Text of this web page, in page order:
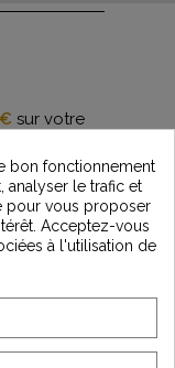
sur votre
nouveautés
avoir pris
bon fonctionnement
analyser le trafic et
pour vous proposer
Acceptez-vous
à l'utilisation de